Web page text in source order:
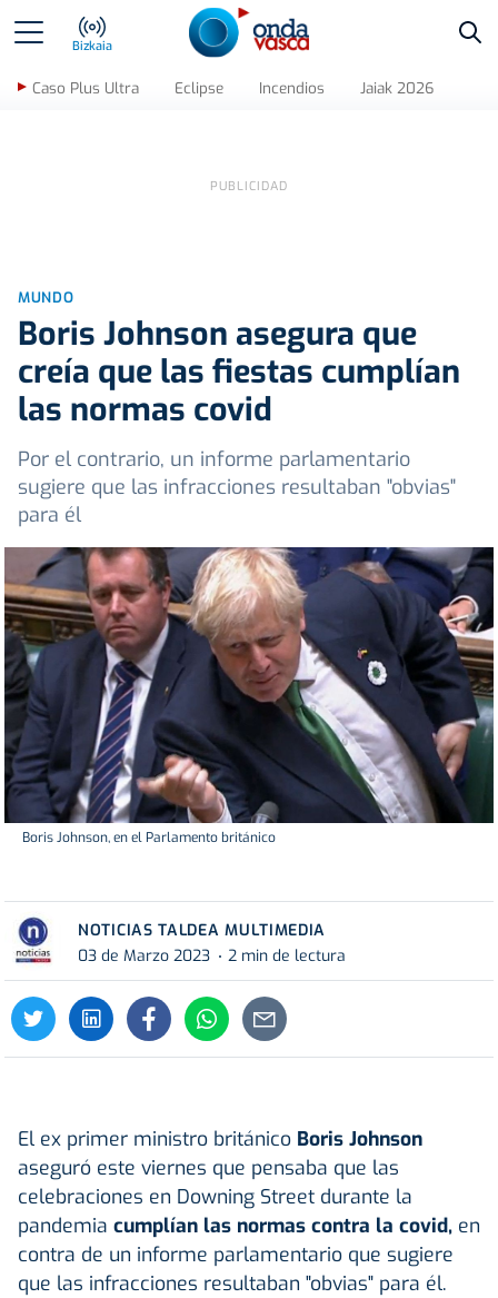
Bizkaia
Caso Plus Ultra Eclipse Incendios Jaiak 2026
MUNDO
Boris Johnson asegura que
creía que las fiestas cumplían
las normas covid
Por el contrario, un informe parlamentario
sugiere que las infracciones resultaban "obvias"
para él
Boris Johnson, en el Parlamento británico
NOTICIAS TALDEA MULTIMEDIA
03 de Marzo 2023
2 min de lectura
El ex primer ministro británico Boris Johnson
aseguró este viernes que pensaba que las
celebraciones en Downing Street durante la
pandemia cumplían las normas contra la covid, en
contra de un informe parlamentario que sugiere
que las infracciones resultaban "obvias" para él.